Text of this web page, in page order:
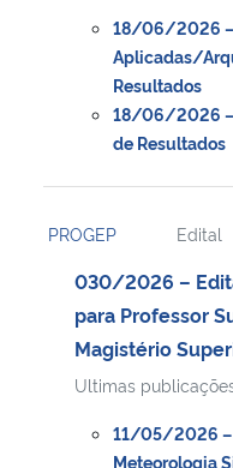
18/06/2026 –
Aplicadas/
Resultados
18/06/2026 –
de Resultados
PROGEP Edital
030/2026 –
para Professor
Magistério
Ultimas
11/05/2026 –
Meteorologia